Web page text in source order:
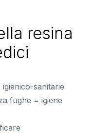
resina
sanitarie
fughe = igiene